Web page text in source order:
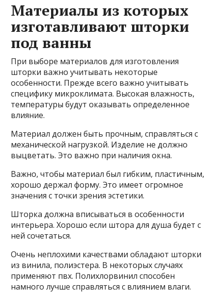
Материалы из которых
изготавливают шторки
под ванны
При выборе материалов для изготовления
шторки важно учитывать некоторые
особенности. Прежде всего важно учитывать
специфику микроклимата. Высокая влажность,
температуры будут оказывать определенное
влияние.
Материал должен быть прочным, справляться с
механической нагрузкой. Изделие не должно
выцветать. Это важно при наличия окна.
Важно, чтобы материал был гибким, пластичным,
хорошо держал форму. Это имеет огромное
значения с точки зрения эстетики.
Шторка должна вписываться в особенности
интерьера. Хорошо если штора для душа будет с
ней сочетаться.
Очень неплохими качествами обладают шторки
из винила, полиэстера. В некоторых случаях
применяют пвх. Полихлорвинил способен
намного лучше справляться с влиянием влаги.